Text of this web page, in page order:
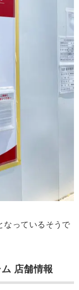
なっているそうで
店舗情報